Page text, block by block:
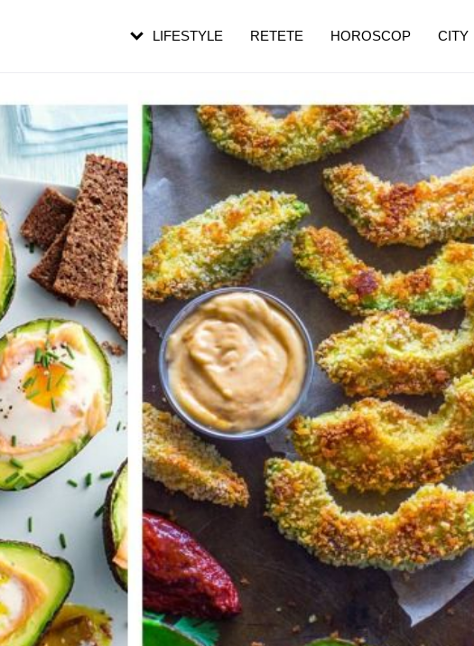
LIFESTYLE RETETE HOROSCOP CITY
pe măsură ce înaintezi în vârstă
de dureroasă este investigația